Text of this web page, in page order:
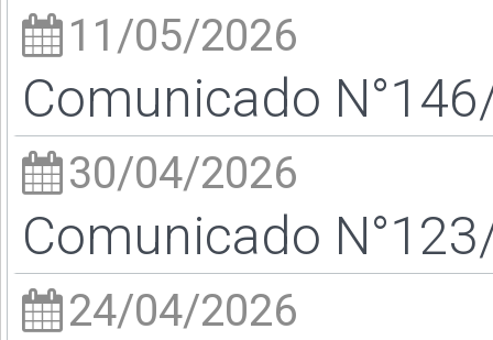
11/05/2026
Comunicado
30/04/2026
Comunicado
24/04/2026